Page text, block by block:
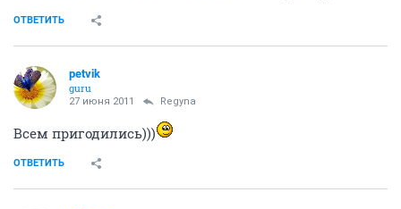
ОТВЕТИТЬ
petvik
guru
27 июня 2011 Regyna
Всем пригодились)))
ОТВЕТИТЬ